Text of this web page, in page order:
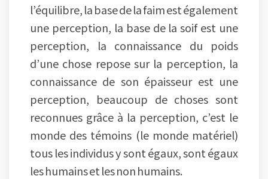
l’équilibre, la base de la faim est également
une perception, la base de la soif est une
perception, la connaissance du poids
d’une chose repose sur la perception, la
connaissance de son épaisseur est une
perception, beaucoup de choses sont
reconnues grâce à la perception, c’est le
monde des témoins (le monde matériel)
tous les individus y sont égaux, sont égaux
les humains et les non humains.